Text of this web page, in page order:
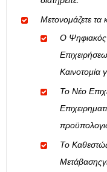
Μετονομάζετε τα
Ο Ψηφιακός
Καινοτομία
Το Νέο
Το